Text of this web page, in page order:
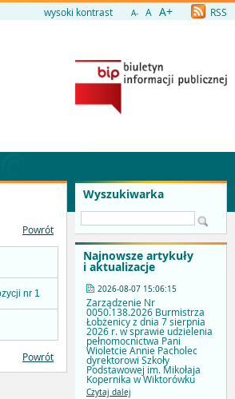
wysoki kontrast A- A A+ RSS
Wyszukiwarka
Najnowsze artykuły
i aktualizacje
2026-08-07 15:06:15
Zarządzenie Nr
0050.138.2026 Burmistrza
Łobżenicy z dnia 7 sierpnia
2026 r. w sprawie udzielenia
pełnomocnictwa Pani
Wioletcie Annie Pacholec
dyrektorowi Szkoły
Podstawowej im. Mikołaja
Kopernika w Wiktorówku
Czytaj dalej
Powrót
nr 1
Powrót